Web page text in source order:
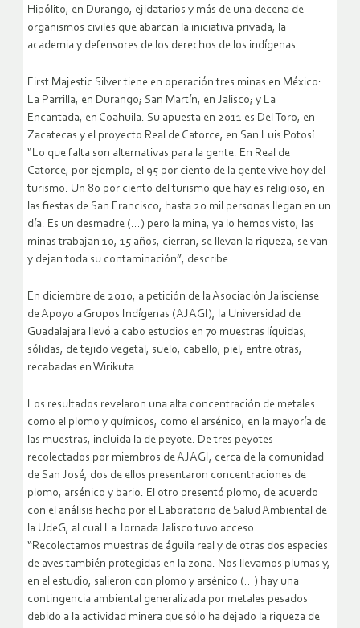
Hipólito, en Durango, ejidatarios y más de una decena de
organismos civiles que abarcan la iniciativa privada, la
academia y defensores de los derechos de los indígenas.
First Majestic Silver tiene en operación tres minas en México:
La Parrilla, en Durango; San Martín, en Jalisco; y La
Encantada, en Coahuila. Su apuesta en 2011 es Del Toro, en
Zacatecas y el proyecto Real de Catorce, en San Luis Potosí.
“Lo que falta son alternativas para la gente. En Real de
Catorce, por ejemplo, el 95 por ciento de la gente vive hoy del
turismo. Un 80 por ciento del turismo que hay es religioso, en
las fiestas de San Francisco, hasta 20 mil personas llegan en un
día. Es un desmadre (…) pero la mina, ya lo hemos visto, las
minas trabajan 10, 15 años, cierran, se llevan la riqueza, se van
y dejan toda su contaminación”, describe.
En diciembre de 2010, a petición de la Asociación Jalisciense
de Apoyo a Grupos Indígenas (AJAGI), la Universidad de
Guadalajara llevó a cabo estudios en 70 muestras líquidas,
sólidas, de tejido vegetal, suelo, cabello, piel, entre otras,
recabadas en Wirikuta.
Los resultados revelaron una alta concentración de metales
como el plomo y químicos, como el arsénico, en la mayoría de
las muestras, incluida la de peyote. De tres peyotes
recolectados por miembros de AJAGI, cerca de la comunidad
de San José, dos de ellos presentaron concentraciones de
plomo, arsénico y bario. El otro presentó plomo, de acuerdo
con el análisis hecho por el Laboratorio de Salud Ambiental de
la UdeG, al cual La Jornada Jalisco tuvo acceso.
“Recolectamos muestras de águila real y de otras dos especies
de aves también protegidas en la zona. Nos llevamos plumas y,
en el estudio, salieron con plomo y arsénico (…) hay una
contingencia ambiental generalizada por metales pesados
debido a la actividad minera que sólo ha dejado la riqueza de